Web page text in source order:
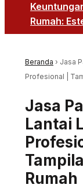
Rumah:
Beranda › Jasa
Profesional |
Jasa
Lantai
Rumah